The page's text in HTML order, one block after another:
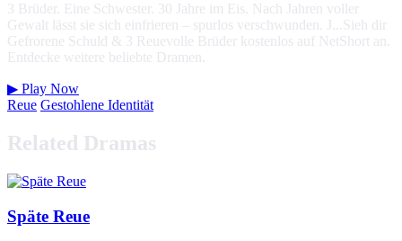
3 Brüder. Eine Schwester. 30 Jahre im Eis. Nach Jahren voller
Gewalt lässt sie sich einfrieren – spurlos verschwunden. J...Sieh dir
Gefrorene Schuld & 3 Reuevolle Brüder kostenlos auf NetShort an.
Entdecke weitere beliebte Dramen.
▶ Play Now
Reue Gestohlene Identität
Related Dramas
Späte Reue